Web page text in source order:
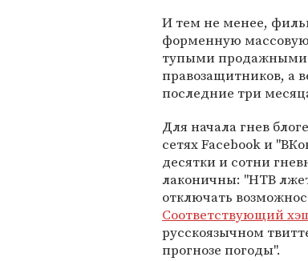
И тем не менее,
форменную
тупыми продажными
правозащитников, а
последние три
Для начала гнев
сетях Facebook и
десятки и сотни
лаконичны: "НТВ
отключать
Соответствующий
русскоязычном
прогнозе погоды".